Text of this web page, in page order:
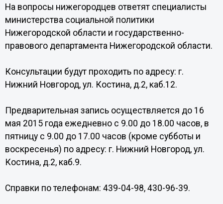
На вопросы нижегородцев ответят специалисты
министерства социальной политики
Нижегородской области и государственно-
правового департамента Нижегородской области.
Консультации будут проходить по адресу: г.
Нижний Новгород, ул. Костина, д.2, каб.12.
Предварительная запись осуществляется до 16
мая 2015 года ежедневно с 9.00 до 18.00 часов, в
пятницу с 9.00 до 17.00 часов (кроме субботы и
воскресенья) по адресу: г. Нижний Новгород, ул.
Костина, д.2, каб.9.
Справки по телефонам: 439-04-98, 430-96-39.